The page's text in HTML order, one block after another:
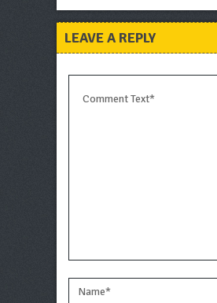
LEAVE A REPLY